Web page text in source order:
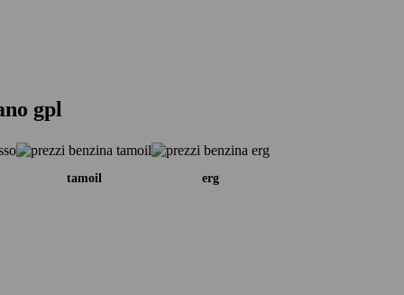
gpl
tamoil erg